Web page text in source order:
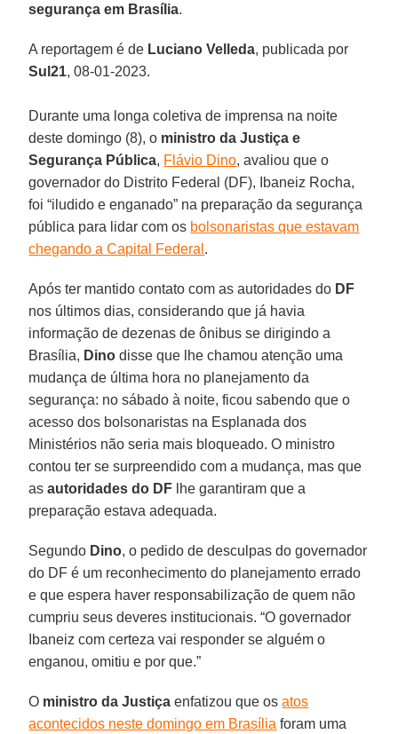
segurança em Brasília.
A reportagem é de Luciano Velleda, publicada por
Sul21, 08-01-2023.
Durante uma longa coletiva de imprensa na noite
deste domingo (8), o ministro da Justiça e
Segurança Pública, Flávio Dino, avaliou que o
governador do Distrito Federal (DF), Ibaneiz Rocha,
foi “iludido e enganado” na preparação da segurança
pública para lidar com os bolsonaristas que estavam
chegando a Capital Federal .
Após ter mantido contato com as autoridades do DF
nos últimos dias, considerando que já havia
informação de dezenas de ônibus se dirigindo a
Brasília, Dino disse que lhe chamou atenção uma
mudança de última hora no planejamento da
segurança: no sábado à noite, ficou sabendo que o
acesso dos bolsonaristas na Esplanada dos
Ministérios não seria mais bloqueado. O ministro
contou ter se surpreendido com a mudança, mas que
asautoridades do DF lhe garantiram que a
preparação estava adequada.
Segundo Dino, o pedido de desculpas do governador
do DF é um reconhecimento do planejamento errado
e que espera haver responsabilização de quem não
cumpriu seus deveres institucionais. “O governador
Ibaneiz com certeza vai responder se alguém o
enganou, omitiu e por que.”
O ministro da Justiça enfatizou que osatos
acontecidos neste domingo em Brasília foram uma